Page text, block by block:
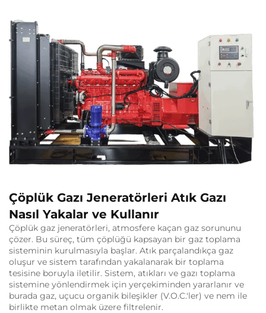
Çöplük Gazı Jeneratörleri Atık Gazı
Nasıl Yakalar ve Kullanır
Çöplük gaz jeneratörleri, atmosfere kaçan gaz sorununu
çözer. Bu süreç, tüm çöplüğü kapsayan bir gaz toplama
sisteminin kurulmasıyla başlar. Atık parçalandıkça gaz
oluşur ve sistem tarafından yakalanarak bir toplama
tesisine boruyla iletilir. Sistem, atıkları ve gazı toplama
sistemine yönlendirmek için yerçekiminden yararlanır ve
burada gaz, uçucu organik bileşikler (V.O.C.'ler) ve nem ile
birlikte metan olmak üzere filtrelenir.